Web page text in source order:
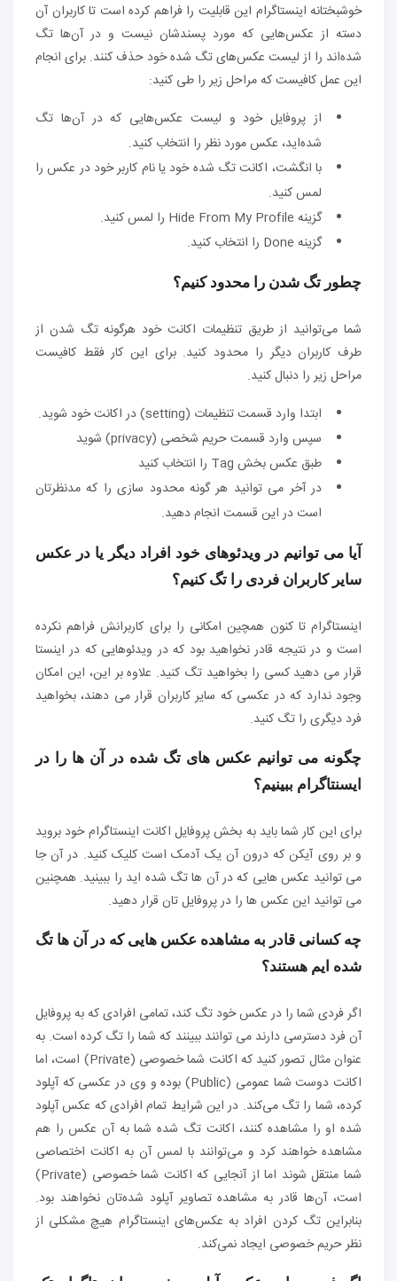
خوشبختانه اینستاگرام این قابلیت را فراهم کرده است تا کاربران آن
دسته از عکس‌هایی که مورد پسندشان نیست و در آن‌ها تگ
شده‌اند را از لیست عکس‌های تگ شده خود حذف کنند. برای انجام
این عمل کافیست که مراحل زیر را طی کنید:
از پروفایل خود و لیست عکس‌هایی که در آن‌ها تگ
شده‌اید، عکس مورد نظر را انتخاب کنید.
با انگشت، اکانت تگ شده خود یا نام کاربر خود در عکس را
لمس کنید.
گزینه Hide From My Profile را لمس کنید.
گزینه Done را انتخاب کنید.
چطور تگ شدن را محدود کنیم؟
شما می‌توانید از طریق تنظیمات اکانت خود هرگونه تگ شدن از
طرف کاربران دیگر را محدود کنید. برای این کار فقط کافیست
مراحل زیر را دنبال کنید.
ابتدا وارد قسمت تنظیمات (setting) در اکانت خود شوید.
سپس وارد قسمت حریم شخصی (privacy) شوید
طبق عکس بخش Tag را انتخاب کنید
در آخر می توانید هر گونه محدود سازی را که مدنظرتان
است در این قسمت انجام دهید.
آیا می توانیم در ویدئوهای خود افراد دیگر یا در عکس
سایر کاربران فردی را تگ کنیم؟
اینستاگرام تا کنون همچین امکانی را برای کاربرانش فراهم نکرده
است و در نتیجه قادر نخواهید بود که در ویدئوهایی که در اینستا
قرار می دهید کسی را بخواهید تگ کنید. علاوه بر این، این امکان
وجود ندارد که در عکسی که سایر کاربران قرار می دهند، بخواهید
فرد دیگری را تگ کنید.
چگونه می توانیم عکس های تگ شده در آن ها را در
ایسنتاگرام ببینیم؟
برای این کار شما باید به بخش پروفایل اکانت اینستاگرام خود بروید
و بر روی آیکن که درون آن یک آدمک است کلیک کنید. در آن جا
می توانید عکس هایی که در آن ها تگ شده اید را ببینید. همچنین
می توانید این عکس ها را در پروفایل تان قرار دهید.
چه کسانی قادر به مشاهده عکس هایی که در آن ها تگ
شده ایم هستند؟
اگر فردی شما را در عکس خود تگ کند، تمامی افرادی که به پروفایل
آن فرد دسترسی دارند می توانند ببینند که شما را تگ کرده است. به
عنوان مثال تصور کنید که اکانت شما خصوصی (Private) است، اما
اکانت دوست شما عمومی (Public) بوده و وی در عکسی که آپلود
کرده، شما را تگ می‌کند. در این شرایط تمام افرادی که عکس آپلود
شده او را مشاهده کنند، اکانت تگ شده شما به آن عکس را هم
مشاهده خواهند کرد و می‌توانند با لمس آن به اکانت اختصاصی
شما منتقل شوند اما از آنجایی که اکانت شما خصوصی (Private)
است، آن‌ها قادر به مشاهده تصاویر آپلود شده‌تان نخواهند بود.
بنابراین تگ کردن افراد به عکس‌های اینستاگرام هیچ مشکلی از
نظر حریم خصوصی ایجاد نمی‌کند.